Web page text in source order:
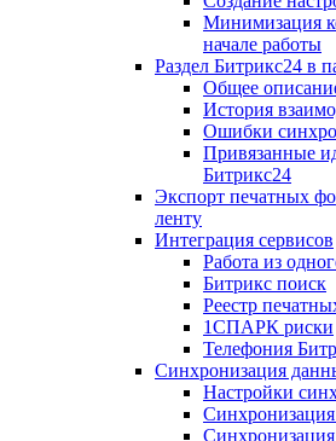
Минимизация
начале работы
Раздел Битрикс24 в
Общее
История
Ошибки
Привязанные
Битрикс24
Экспорт печатных
ленту
Интеграция сервисов
Работа из
Битрикс поиск
Реестр
1СПАРК риски
Телефония
Синхронизация
Настройки